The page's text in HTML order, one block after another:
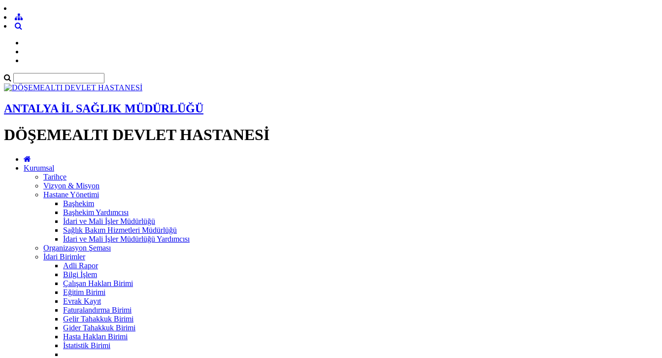
ANTALYA İL SAĞLIK MÜDÜRLÜĞÜ
DÖŞEMEALTI DEVLET HASTANESİ
Kurumsal
Tarihçe
Vizyon & Misyon
Hastane Yönetimi
Başhekim
Başhekim Yardımcısı
İdari ve Mali İşler Müdürlüğü
Sağlık Bakım Hizmetleri Müdürlüğü
İdari ve Mali İşler Müdürlüğü Yardımcısı
Organizasyon Şeması
İdari Birimler
Adli Rapor
Bilgi İşlem
Çalışan Hakları Birimi
Eğitim Birimi
Evrak Kayıt
Faturalandırma Birimi
Gelir Tahakkuk Birimi
Gider Tahakkuk Birimi
Hasta Hakları Birimi
İstatistik Birimi